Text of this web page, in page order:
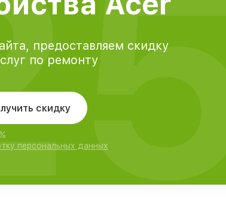
предоставляем скидку
по ремонту
скидку
персональных данных